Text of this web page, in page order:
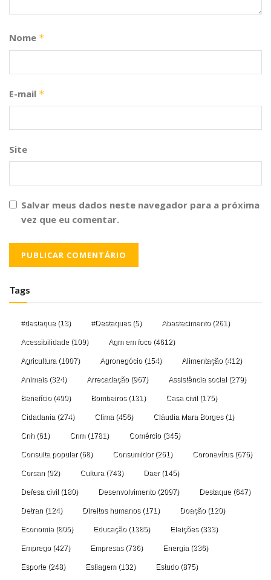
Nome *
E-mail *
Site
Salvar meus dados neste navegador para a próxima
vez que eu comentar.
Tags
#destaque (13) #Destaques(5) Abastecimento(261)
Acessibilidade (109) Agm em foco(4612)
Agricultura (1007) Agronegócio(154) Alimentação(412)
Animais(324) Arrecadação(967) Assistência social (279)
Benefício(499) Bombeiros(131) Casa civil (175)
Cidadania (274) Clima (456) Cláudia Mara Borges(1)
Cnh (61) Cnm(1781) Comércio(345)
Consulta popular(68) Consumidor(261) Coronavírus(676)
Corsan (92) Cultura (743) Daer(145)
Defesa civil (180) Desenvolvimento(2097) Destaque (647)
Detran (124) Direitos humanos(171) Doação(120)
Economia (805) Educação(1385) Eleições(333)
Emprego(427) Empresas(736) Energia (336)
Esporte (248) Estiagem(132) Estudo(875)